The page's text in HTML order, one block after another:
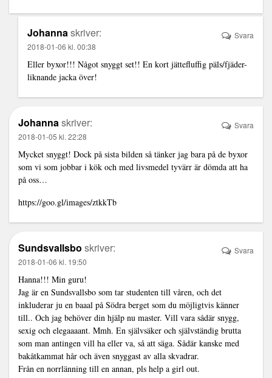
Johannaskriver:
2018-01-06 kl. 00:38
Eller byxor!!! Något snyggt set!! En kort jättefluffig päls/fjäder-
liknande jacka över!
Svara
Johannaskriver:
2018-01-05 kl. 22:28
Mycket snyggt! Dock på sista bilden så tänker jag bara på de byxor
som vi som jobbar i kök och med livsmedel tyvärr är dömda att ha
på oss…
https://goo.gl/images/ztkkTb
Svara
Sundsvallsbo skriver:
2018-01-06 kl. 19:50
Hanna!!! Min guru!
Jag är en Sundsvallsbo som tar studenten till våren, och det
inkluderar ju en baaal på Södra berget som du möjligtvis känner
till.. Och jag behöver din hjälp nu master. Vill vara sådär snygg,
sexig och elegaaaant. Mmh. En självsäker och självständig brutta
som man antingen vill ha eller va, så att säga. Sådär kanske med
bakåtkammat hår och även snyggast av alla skvadrar.
Från en norrlänning till en annan, pls help a girl out.
Svara